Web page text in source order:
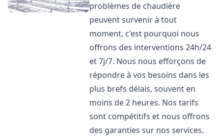
problèmes de chaudière
peuvent survenir à tout
moment, c'est pourquoi nous
offrons des interventions 24h/24
et 7j/7. Nous nous efforçons de
répondre à vos besoins dans les
plus brefs délais, souvent en
moins de 2 heures. Nos tarifs
sont compétitifs et nous offrons
des garanties sur nos services.